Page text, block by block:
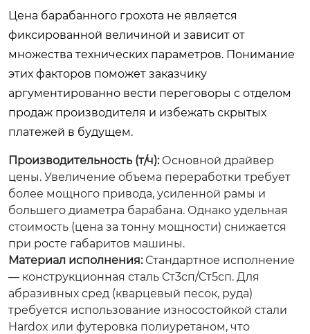
Цена барабанного грохота не является
фиксированной величиной и зависит от
множества технических параметров. Понимание
этих факторов поможет заказчику
аргументированно вести переговоры с отделом
продаж производителя и избежать скрытых
платежей в будущем.
Производительность (т/ч):Основной драйвер
цены. Увеличение объема переработки требует
более мощного привода, усиленной рамы и
большего диаметра барабана. Однако удельная
стоимость (цена за тонну мощности) снижается
при росте габаритов машины.
Материал исполнения:Стандартное исполнение
— конструкционная сталь Ст3сп/Ст5сп. Для
абразивных сред (кварцевый песок, руда)
требуется использование износостойкой стали
Hardox или футеровка полиуретаном, что